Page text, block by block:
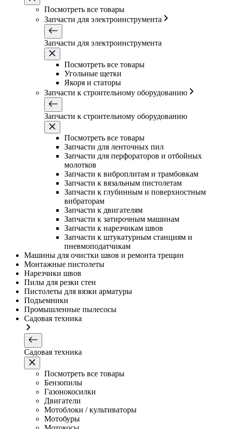
Посмотреть все товары
Запчасти для электроинструмента
Запчасти для электроинструмента
Посмотреть все товары
Угольные щетки
Якоря и статоры
Запчасти к строительному оборудованию
Запчасти к строительному оборудованию
Посмотреть все товары
Запчасти для ленточных пил
Запчасти для перфораторов и отбойных
молотков
Запчасти к виброплитам и трамбовкам
Запчасти к вязальным пистолетам
Запчасти к глубинным и поверхностным
вибраторам
Запчасти к двигателям
Запчасти к затирочным машинам
Запчасти к нарезчикам швов
Запчасти к штукатурным станциям и
пневмоподатчикам
Машины для очистки швов и ремонта трещин
Монтажные пистолеты
Нарезчики швов
Пилы для резки стен
Пистолеты для вязки арматуры
Подъемники
Промышленные пылесосы
Садовая техника
Садовая техника
Посмотреть все товары
Бензопилы
Газонокосилки
Двигатели
Мотоблоки / культиваторы
Мотобуры